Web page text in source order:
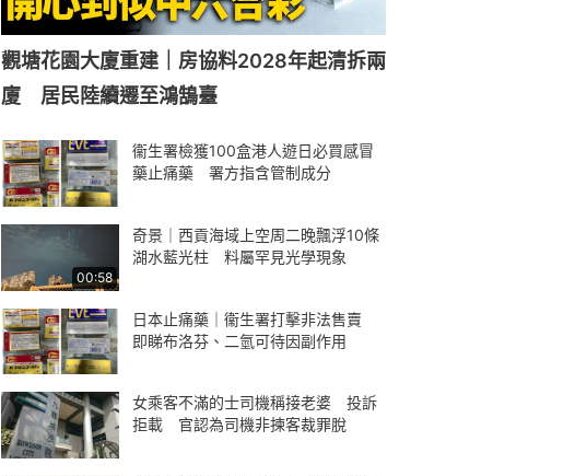
觀塘花園大廈重建｜房協料2028年起清拆兩
廈 居民陸續遷至鴻鵠臺
衞生署檢獲100盒港人遊日必買感冒
藥止痛藥 署方指含管制成分
00:58
奇景｜西貢海域上空周二晚飄浮10條
湖水藍光柱 料屬罕見光學現象
日本止痛藥｜衞生署打擊非法售賣
即睇布洛芬、二氫可待因副作用
女乘客不滿的士司機稱接老婆 投訴
拒載 官認為司機非揀客裁罪脫